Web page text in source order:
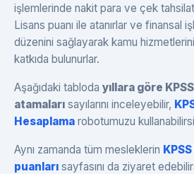
işlemlerinde nakit para ve çek
Lisans puanı ile atanırlar ve finansal
düzenini sağlayarak kamu
katkıda bulunurlar.
Aşağıdaki tabloda yıllara göre
atamaları sayılarını inceleyebilir,
Hesaplama robotumuzu
Aynı zamanda tüm mesleklerin
puanları sayfasını da ziyaret